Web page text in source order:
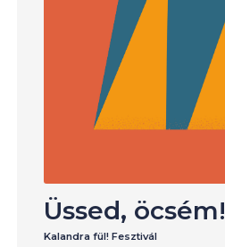
Üssed, öcsém!
Kalandra fül! Fesztivál